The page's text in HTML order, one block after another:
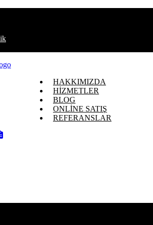
HAKKIMIZDA
HİZMETLER
BLOG
ONLİNE SATIŞ
REFERANSLAR